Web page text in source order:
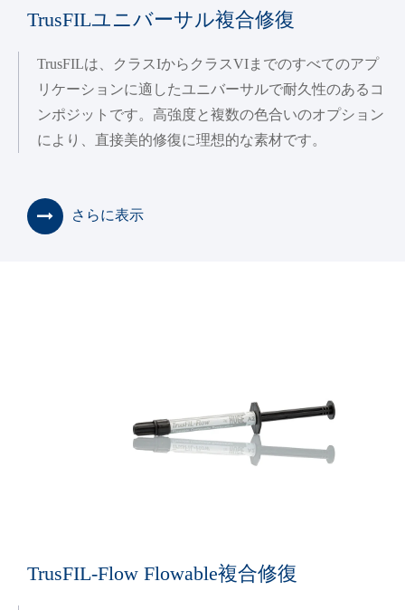
TrusFILユニバーサル複合修復
TrusFILは、クラスIからクラスVIまでのすべてのアプ
リケーションに適したユニバーサルで耐久性のあるコ
ンポジットです。高強度と複数の色合いのオプション
により、直接美的修復に理想的な素材です。
さらに表示
TrusFIL-Flow Flowable複合修復